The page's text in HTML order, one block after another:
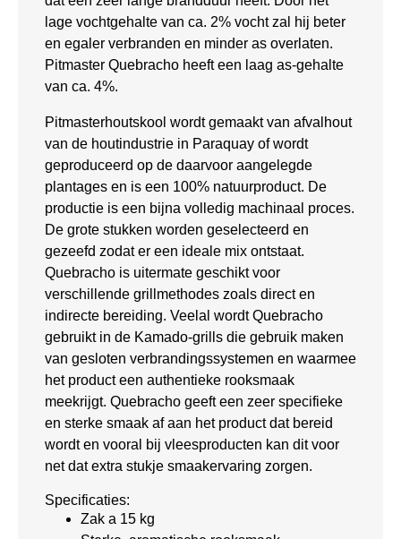
lage vochtgehalte van ca. 2% vocht zal hij beter
en egaler verbranden en minder as overlaten.
Pitmaster Quebracho heeft een laag as-gehalte
van ca. 4%.
Pitmasterhoutskool wordt gemaakt van afvalhout
van de houtindustrie in Paraquay of wordt
geproduceerd op de daarvoor aangelegde
plantages en is een 100% natuurproduct. De
productie is een bijna volledig machinaal proces.
De grote stukken worden geselecteerd en
gezeefd zodat er een ideale mix ontstaat.
Quebracho is uitermate geschikt voor
verschillende grillmethodes zoals direct en
indirecte bereiding. Veelal wordt Quebracho
gebruikt in de Kamado-grills die gebruik maken
van gesloten verbrandingssystemen en waarmee
het product een authentieke rooksmaak
meekrijgt. Quebracho geeft een zeer specifieke
en sterke smaak af aan het product dat bereid
wordt en vooral bij vleesproducten kan dit voor
net dat extra stukje smaakervaring zorgen.
Specificaties:
Zak a 15 kg